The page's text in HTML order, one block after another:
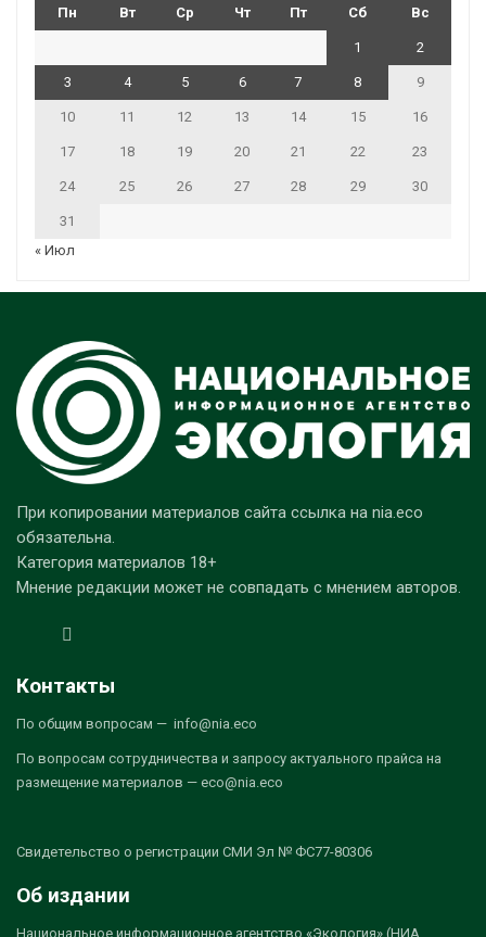
Пн Вт Ср Чт Пт Сб Вс
1 2
3 4 5 6 7 8 9
10 11 12 13 14 15 16
17 18 19 20 21 22 23
24 25 26 27 28 29 30
31
« Июл
При копировании материалов сайта ссылка на nia.eco
обязательна.
Категория материалов 18+
Мнение редакции может не совпадать с мнением авторов.
Контакты
По общим вопросам — info@nia.eco
По вопросам сотрудничества и запросу актуального прайса на
размещение материалов — eco@nia.eco
Свидетельство о регистрации СМИ Эл № ФС77-80306
Об издании
Национальное информационное агентство «Экология» (НИА